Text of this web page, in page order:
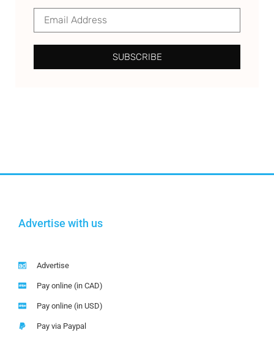
SUBSCRIBE
Advertise with us
Advertise
Pay online (in CAD)
Pay online (in USD)
Pay via Paypal